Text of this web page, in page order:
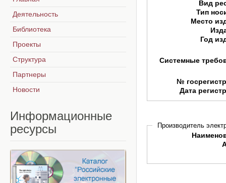
Вид
Тип
Место
Год
Системные
№
Дата
Производитель
Деятельность
Библиотека
Проекты
Структура
Партнеры
Новости
Информационные
ресурсы